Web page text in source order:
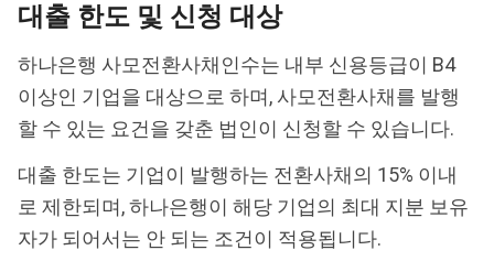
대출 한도 및 신청 대상
하나은행 사모전환사채인수는 내부 신용등급이 B4
이상인 기업을 대상으로 하며, 사모전환사채를 발행
할 수 있는 요건을 갖춘 법인이 신청할 수 있습니다.
대출 한도는 기업이 발행하는 전환사채의 15% 이내
로 제한되며, 하나은행이 해당 기업의 최대 지분 보유
자가 되어서는 안 되는 조건이 적용됩니다.